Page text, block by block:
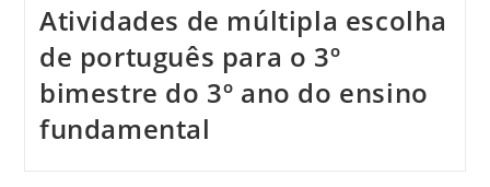
Atividades de múltipla escolha
de português para o 3º
bimestre do 3º ano do ensino
fundamental